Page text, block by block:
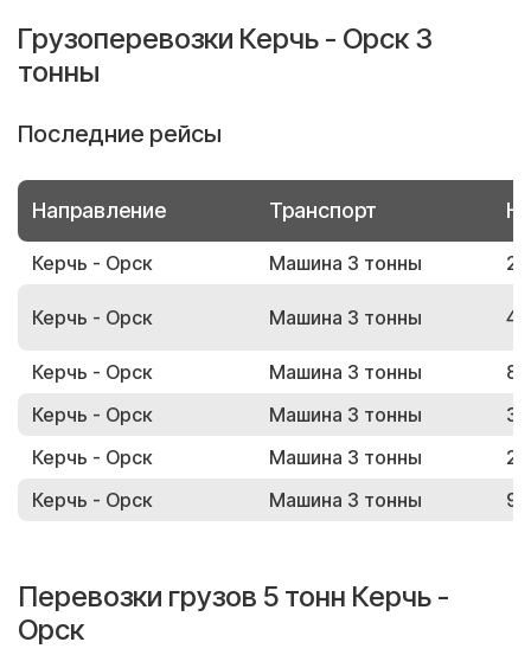
Грузоперевозки Керчь - Орск 3
тонны
Последние рейсы
Направление Транспорт
Керчь - Орск Машина 3 тонны
Керчь - Орск Машина 3 тонны
Керчь - Орск Машина 3 тонны
Керчь - Орск
Машина 3 тонны
Керчь - Орск
Машина 3 тонны
Керчь - Орск
Машина 3 тонны
Перевозки грузов 5 тонн Керчь -
Орск